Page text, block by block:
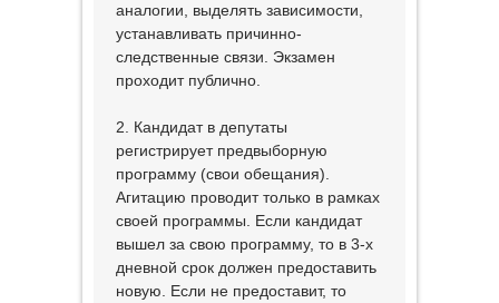
аналогии, выделять зависимости,
устанавливать причинно-
следственные связи. Экзамен
проходит публично.
2. Кандидат в депутаты
регистрирует предвыборную
программу (свои обещания).
Агитацию проводит только в рамках
своей программы. Если кандидат
вышел за свою программу, то в 3-х
дневной срок должен предоставить
новую. Если не предоставит, то